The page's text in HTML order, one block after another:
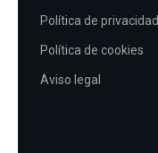
Política de privacidad
Política de cookies
Aviso legal